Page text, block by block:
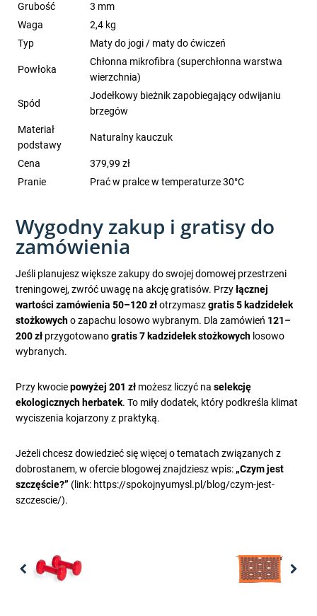
Grubość
3 mm
Waga
2,4 kg
Typ
Maty do jogi / maty do ćwiczeń
Powłoka
Chłonna mikrofibra (superchłonna warstwa
wierzchnia)
Spód
Jodełkowy bieżnik zapobiegający odwijaniu
brzegów
Materiał
podstawy
Naturalny kauczuk
Cena
379,99 zł
Pranie
Prać w pralce w temperaturze 30°C
Wygodny zakup i gratisy do
zamówienia
Jeśli planujesz większe zakupy do swojej domowej przestrzeni
treningowej, zwróć uwagę na akcję gratisów. Przyłącznej
wartości zamówienia 50–120 złotrzymaszgratis 5 kadzidełek
stożkowycho zapachu losowo wybranym. Dla zamówień 121–
200 zł przygotowanogratis 7 kadzidełek stożkowych losowo
wybranych.
Przy kwociepowyżej 201 zł możesz liczyć naselekcję
ekologicznych herbatek. To miły dodatek, który podkreśla klimat
wyciszenia kojarzony z praktyką.
Jeżeli chcesz dowiedzieć się więcej o tematach związanych z
dobrostanem, w ofercie blogowej znajdziesz wpis: „Czym jest
szczęście?” (link: https://spokojnyumysl.pl/blog/czym-jest-
szczescie/).